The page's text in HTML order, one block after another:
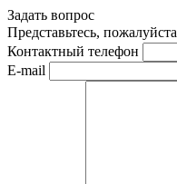
Задать вопрос
Представьтесь, пожалуйста
Контактный телефон
E-mail